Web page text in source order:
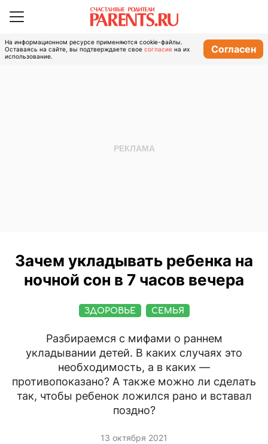
На информационном ресурсе применяются cookie-файлы.
Оставаясь на сайте, вы подтверждаете свое согласие на их
использование.
Согласен
Зачем укладывать ребенка на
ночной сон в 7 часов вечера
ЗДОРОВЬЕ СЕМЬЯ
Разбираемся с мифами о раннем
укладывании детей. В каких случаях это
необходимость, а в каких —
противопоказано? А также можно ли сделать
так, чтобы ребенок ложился рано и вставал
поздно?
13 октября 2021